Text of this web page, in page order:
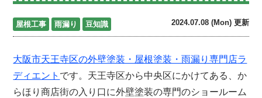
屋根工事 雨漏り 豆知識 2024.07.08 (Mon) 更新
大阪市天王寺区の外壁塗装・屋根塗装・雨漏り専門店ラ
ディエント です。天王寺区から中央区にかけてある、か
らほり商店街の入り口に外壁塗装の専門のショールーム